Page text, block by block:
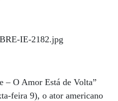
– O Amor Está de Volta”
feira 9), o ator americano